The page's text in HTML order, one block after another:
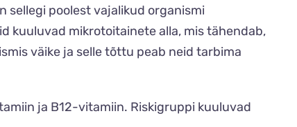
sellegi poolest vajalikud organismi
kuuluvad mikrotoitainete alla, mis tähendab,
väike ja selle tõttu peab neid tarbima
ja B12-vitamiin. Riskigruppi kuuluvad